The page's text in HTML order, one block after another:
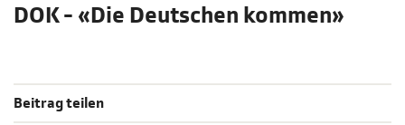
DOK - «Die Deutschen kommen»
Beitrag teilen